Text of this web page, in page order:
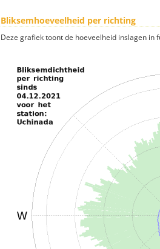
Bliksemhoeveelheid per richting
Deze grafiek toont de hoeveelheid inslagen